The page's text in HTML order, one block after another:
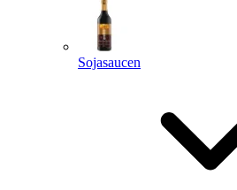
Sojasaucen